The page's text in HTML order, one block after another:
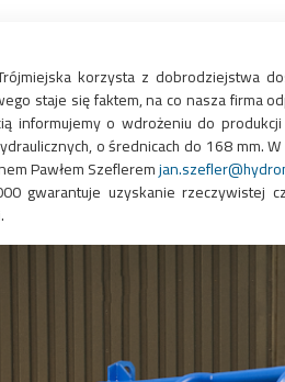
korzysta z dobrodziejstwa
staje się faktem, na co nasza
informujemy o wdrożeniu do
o średnicach do 168 mm.
Pawłem Szeflerem
gwarantuje uzyskanie